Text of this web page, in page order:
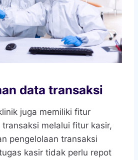
data transaksi
juga memiliki fitur
melalui fitur kasir,
pengelolaan transaksi
kasir tidak perlu repot